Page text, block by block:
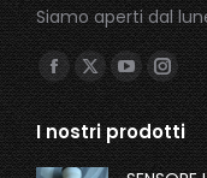
Siamo aperti dal
Ci puoi trovare su:
Facebook
page
opens
X
page
opens
YouTube
page
opens
page
I nostri prodotti